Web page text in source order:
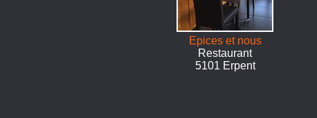
Epices et nous
Restaurant
5101 Erpent